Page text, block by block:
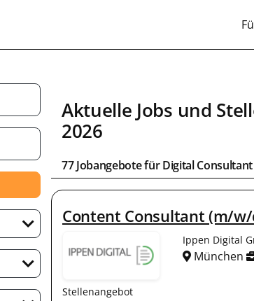
Aktuelle Jobs und
2026
77 Jobangebote fürDigital Consultant
Content Consultant (m/
Ippen Digital
München
Stellenangebot